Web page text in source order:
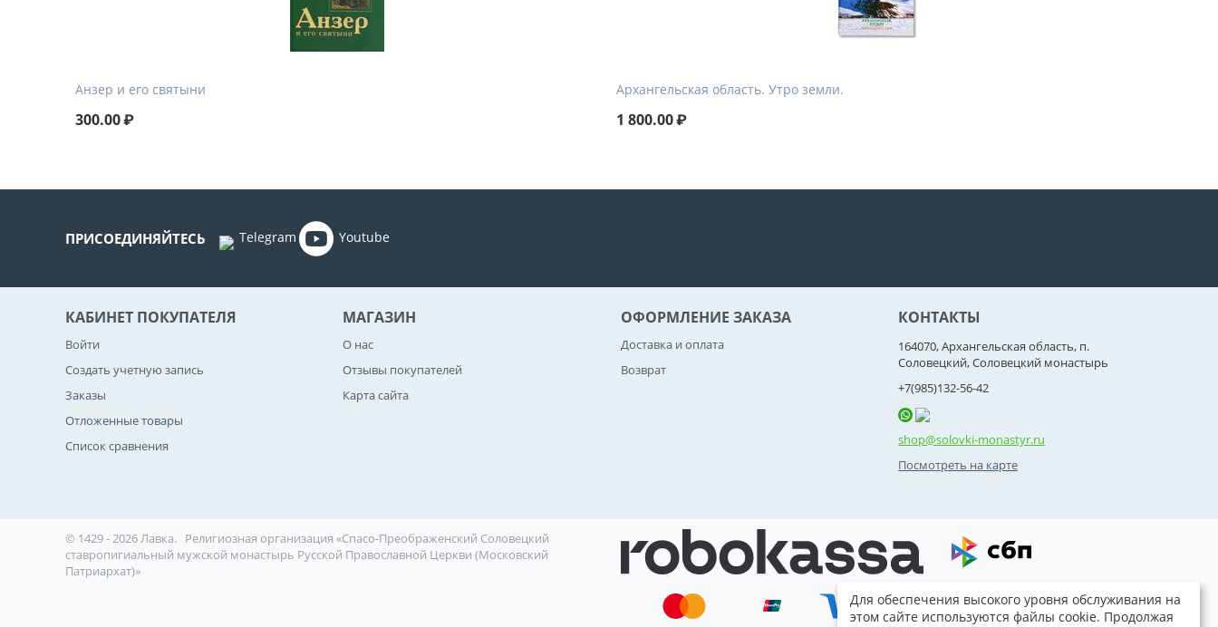
Анзер и его святыни
300.00₽
Архангельская область. Утро земли.
1 800.00₽
ПРИСОЕДИНЯЙТЕСЬ Telegram Youtube
КАБИНЕТ ПОКУПАТЕЛЯ
Войти
Создать учетную запись
Заказы
Отложенные товары
Список сравнения
МАГАЗИН
О нас
Отзывы покупателей
Карта сайта
ОФОРМЛЕНИЕ ЗАКАЗА
Доставка и оплата
Возврат
КОНТАКТЫ
164070, Архангельская область, п.
Соловецкий, Соловецкий монастырь
+7(985)132-56-42
shop@solovki-monastyr.ru
Посмотреть на карте
© 1429 - 2026 Лавка. Религиозная организация «Спасо-Преображенский Соловецкий
ставропигиальный мужской монастырь Русской Православной Церкви (Московский
Патриархат)»
Для обеспечения высокого уровня обслуживания на
этом сайте используются файлы cookie. Продолжая